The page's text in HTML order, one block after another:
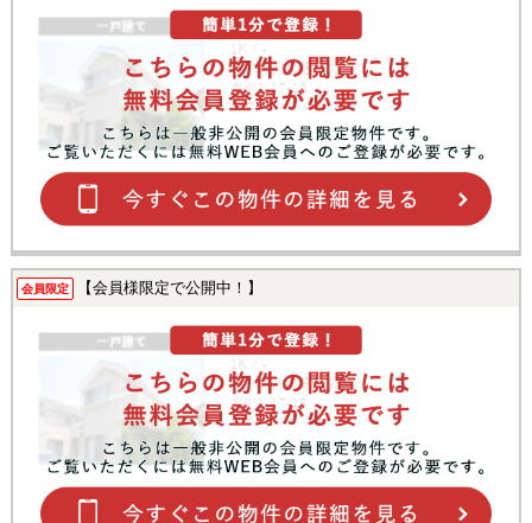
会員限定 【会員様限定で公開中！】